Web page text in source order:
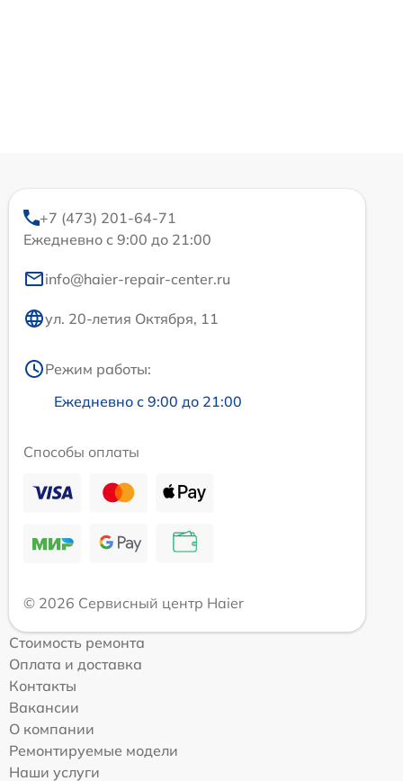
+7 (473) 201-64-71
Ежедневно с 9:00 до 21:00
info@haier-repair-center.ru
ул. 20-летия Октября, 11
Режим работы:
Ежедневно с 9:00 до 21:00
Способы оплаты
© 2026 Сервисный центр Haier
Стоимость ремонта
Оплата и доставка
Контакты
Вакансии
О компании
Ремонтируемые модели
Наши услуги